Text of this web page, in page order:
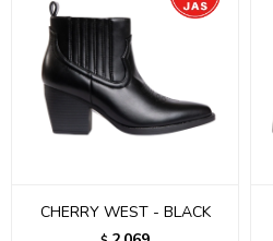
CHERRY WEST - BLACK